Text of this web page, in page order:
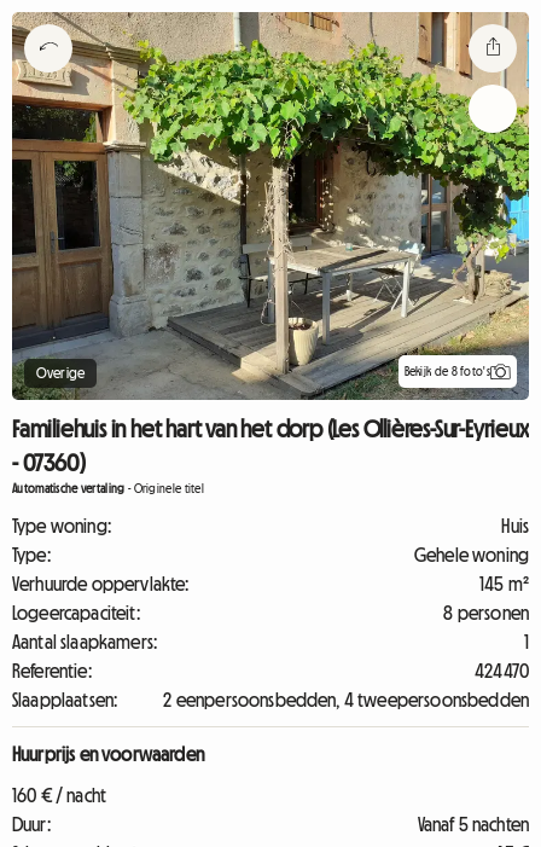
Overige Bekijk de 8 foto's
Familiehuis in het hart van het dorp (Les Ollières-Sur-Eyrieux
- 07360)
Automatische vertaling -Originele titel
Type woning:
Huis
Type:
Gehele woning
Verhuurde oppervlakte:
145 m²
Logeercapaciteit:
8 personen
Aantal slaapkamers:
1
Referentie:
424470
Slaapplaatsen:
2 eenpersoonsbedden, 4 tweepersoonsbedden
Huurprijs en voorwaarden
160 € / nacht
Duur:
Vanaf 5 nachten